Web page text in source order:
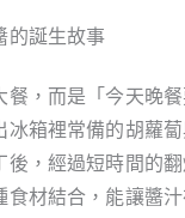
的誕生故事
，而是「今天晚
冰箱裡常備的胡蘿
，經過短時間的
材結合，能讓醬